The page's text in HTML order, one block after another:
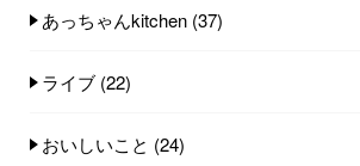
あっちゃんkitchen (37)
ライブ (22)
おいしいこと (24)